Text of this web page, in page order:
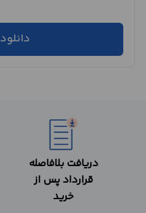
دریافت بلافاصله
قرارداد پس از
خرید